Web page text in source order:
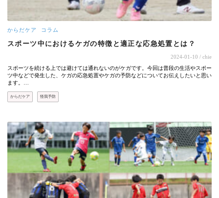
からだケア コラム
スポーツ中におけるケガの特徴と適正な応急処置とは？
2024-01-10 / chie
スポーツを続ける上では避けては通れないのがケガです。今回は普段の生活やスポー
ツ中などで発生した、ケガの応急処置やケガの予防などについてお伝えしたいと思い
ます。…
からだケア 怪我予防